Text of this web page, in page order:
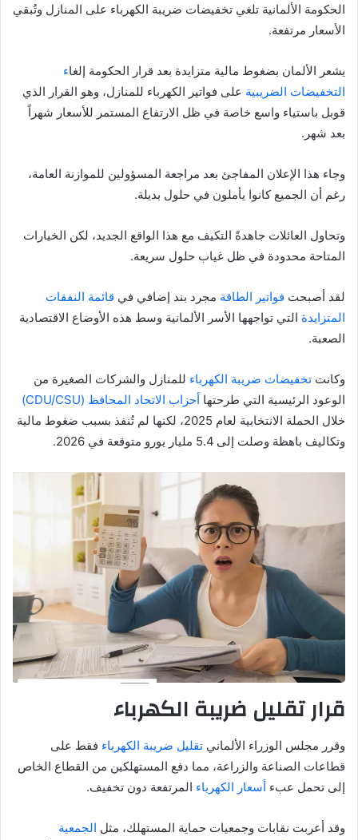
الحكومة الألمانية تلغي تخفيضات ضريبة الكهرباء على المنازل وتُبقي
الأسعار مرتفعة.
يشعر الألمان بضغوط مالية متزايدة بعد قرار الحكومة إلغاء
التخفيضات الضريبية على فواتير الكهرباء للمنازل، وهو القرار الذي
قوبل باستياء واسع خاصة في ظل الارتفاع المستمر للأسعار شهراً
بعد شهر.
وجاء هذا الإعلان المفاجئ بعد مراجعة المسؤولين للموازنة العامة،
رغم أن الجميع كانوا يأملون في حلول بديلة.
وتحاول العائلات جاهدةً التكيف مع هذا الواقع الجديد، لكن الخيارات
المتاحة محدودة في ظل غياب حلول سريعة.
لقد أصبحت فواتير الطاقة مجرد بند إضافي في قائمة النفقات
المتزايدة التي تواجهها الأسر الألمانية وسط هذه الأوضاع الاقتصادية
الصعبة.
وكانت تخفيضات ضريبة الكهرباء للمنازل والشركات الصغيرة من
الوعود الرئيسية التي طرحتها أحزاب الاتحاد المحافظ (CDU/CSU)
خلال الحملة الانتخابية لعام 2025، لكنها لم تُنفذ بسبب ضغوط مالية
وتكاليف باهظة وصلت إلى 5.4 مليار يورو متوقعة في 2026.
قرار تقليل ضريبة الكهرباء
وقرر مجلس الوزراء الألماني تقليل ضريبة الكهرباء فقط على
قطاعات الصناعة والزراعة، مما دفع المستهلكين من القطاع الخاص
إلى تحمل عبء أسعار الكهرباء المرتفعة دون تخفيف.
وقد أعربت نقابات وجمعيات حماية المستهلك، مثل الجمعية